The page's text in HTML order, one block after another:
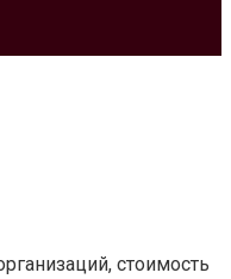
стоимость